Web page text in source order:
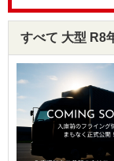
すべて 大型 R8